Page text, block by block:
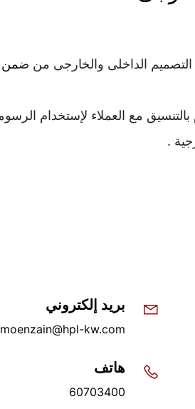
من
.
بريد إلكتروني
moenzain@hpl-kw.com
هاتف
60703400